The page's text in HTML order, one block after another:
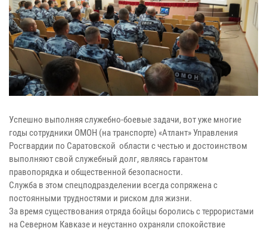
Успешно выполняя служебно-боевые задачи, вот уже многие
годы сотрудники ОМОН (на транспорте) «Атлант» Управления
Росгвардии по Саратовской области с честью и достоинством
выполняют свой служебный долг, являясь гарантом
правопорядка и общественной безопасности.
Служба в этом спецподразделении всегда сопряжена с
постоянными трудностями и риском для жизни.
За время существования отряда бойцы боролись с террористами
на Северном Кавказе и неустанно охраняли спокойствие